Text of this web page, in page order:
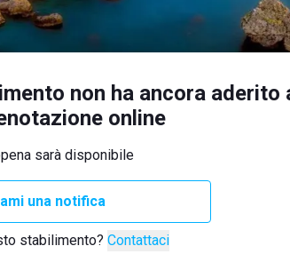
non ha ancora aderito
online
sarà disponibile
una notifica
stabilimento? Contattaci